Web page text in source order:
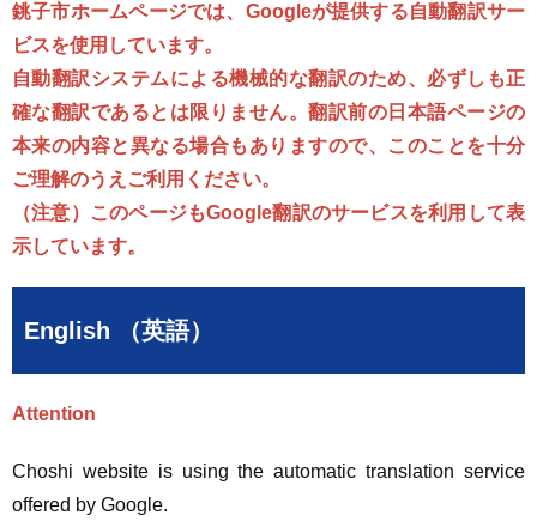
銚子市ホームページでは、Googleが提供する自動翻訳サー
ビスを使用しています。
自動翻訳システムによる機械的な翻訳のため、必ずしも正
確な翻訳であるとは限りません。翻訳前の日本語ページの
本来の内容と異なる場合もありますので、このことを十分
ご理解のうえご利用ください。
（注意）このページもGoogle翻訳のサービスを利用して表
示しています。
English （英語）
Attention
Choshi website is using the automatic translation service
offered by Google.